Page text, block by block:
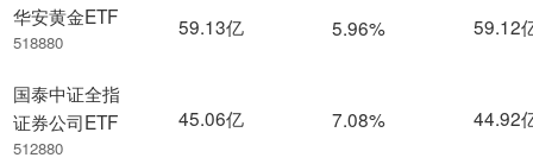
华安黄金ETF
518880
国泰中证全指
证券公司ETF
512880
59.13亿 5.96% 59.12
45.06亿 7.08% 44.92